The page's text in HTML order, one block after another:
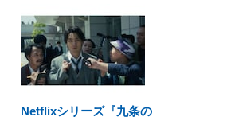
Netflixシリーズ『九条の